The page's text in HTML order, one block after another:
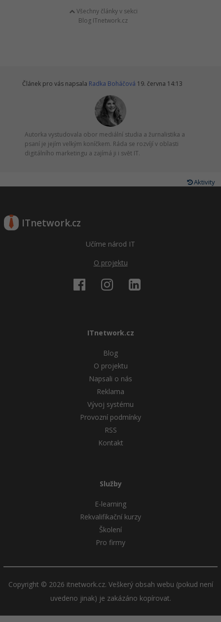
Všechny články v sekci
Blog ITnetwork.cz
Článek pro vás napsala Radka Boháčová 19. června 14:13
Autorka vystudovala obor mediální studia a žurnalistika a
psaní je jejím velkým koníčkem. Ráda se rozvíjí v oblasti
digitálního marketingu a zajímá ji i svět IT.
Aktivity
ITnetwork.cz
Učíme národ IT
O projektu
ITnetwork.cz
Blog
O projektu
Napsali o nás
Reklama
Vývoj systému
Provozní podmínky
RSS
Kontakt
Služby
E-learning
Rekvalifikační kurzy
Školení
Pro firmy
Copyright © 2026 itnetwork.cz. Veškerý obsah webu (pokud není
uvedeno jinak) je zakázáno kopírovat.